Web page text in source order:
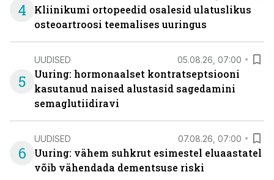
4
Kliinikumi ortopeedid osalesid ulatuslikus
osteoartroosi teemalises uuringus
5
UUDISED 05.08.26, 07:00
Uuring: hormonaalset kontratseptsiooni
kasutanud naised alustasid sagedamini
semaglutiidiravi
6
UUDISED 07.08.26, 07:00
Uuring: vähem suhkrut esimestel eluaastatel
võib vähendada dementsuse riski